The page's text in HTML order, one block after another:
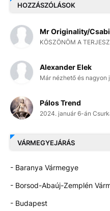
HOZZÁSZÓLÁSOK
Mr Originality/
KÖSZÖNÖM A
Alexander Elek
Már nézhető és nagyon
Pálos Trend
2024. január 6-án
VÁRMEGYEJÁRÁS
- Baranya Vármegye
- Borsod-Abaúj-Zemplén
- Budapest